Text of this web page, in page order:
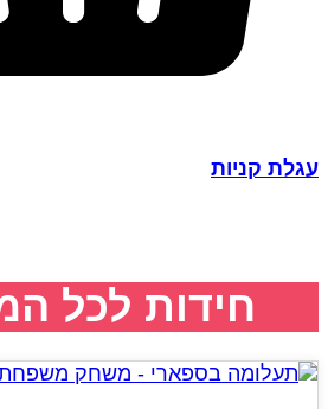
קניות
חידות לכל